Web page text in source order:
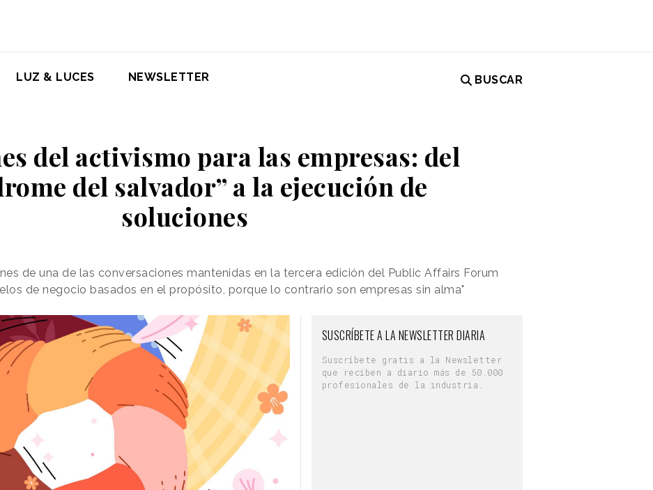
LUZ & LUCES NEWSLETTER BUSCAR
del activismo para las empresas: del
del salvador” a la ejecución de
soluciones
de una de las conversaciones mantenidas en la tercera edición del Public Affairs Forum
de negocio basados en el propósito, porque lo contrario son empresas sin alma"
SUSCRÍBETE A LA NEWSLETTER DIARIA
Suscríbete gratis a la Newsletter
que reciben a diario más de 50.000
profesionales de la industria.